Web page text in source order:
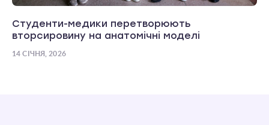
Студенти-медики перетворюють
вторсировину на анатомічні моделі
14 СІЧНЯ, 2026